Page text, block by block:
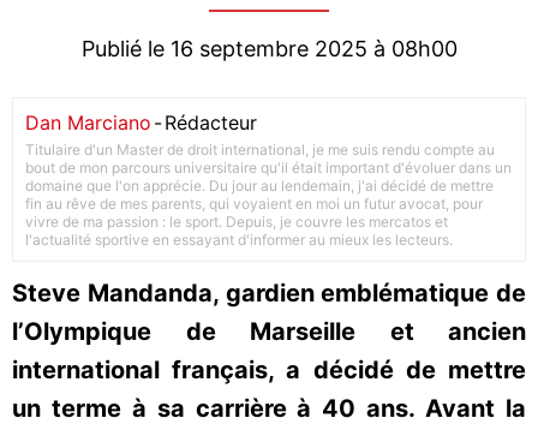
Publié le 16 septembre 2025 à 08h00
Dan Marciano -Rédacteur
Titulaire d'un Master de droit international, je me suis rendu compte au
bout de mon parcours universitaire qu'il était important d'évoluer dans un
domaine que l'on apprécie. Du jour au lendemain, j'ai décidé de mettre
fin au rêve de mes parents, qui voyaient en moi un futur avocat, pour
vivre de ma passion : le sport. Depuis, je couvre les mercatos et
l'actualité sportive en essayant d'informer au mieux les lecteurs.
Steve Mandanda, gardien emblématique de
l’Olympique de Marseille et ancien
international français, a décidé de mettre
un terme à sa carrière à 40 ans. Avant la